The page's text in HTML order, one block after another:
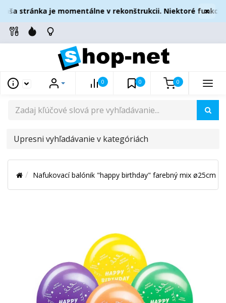
stránka je momentálne v rekonštrukcii. Niektoré funkcie
×
0 0 0
UPRESNI
V
KATEGÓRIÁCH
Nafukovací balónik "happy birthday" farebný mix ø25cm